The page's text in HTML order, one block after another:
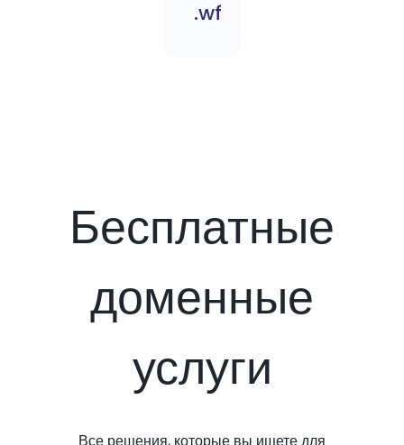
.wf
Бесплатные
доменные
услуги